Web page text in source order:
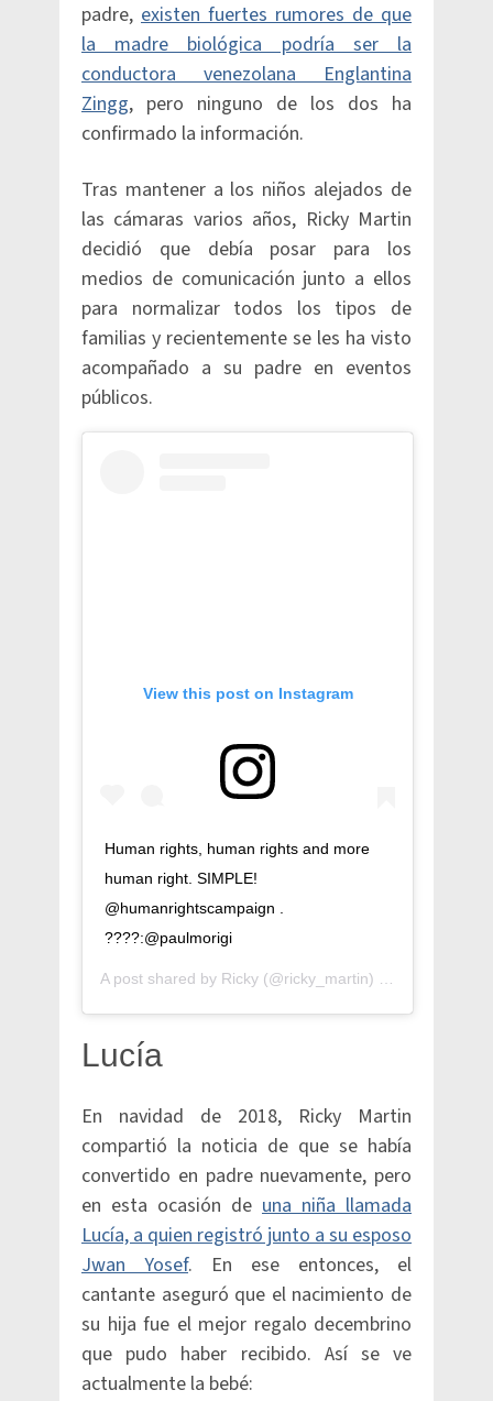
padre, existen fuertes rumores de que
la madre biológica podría ser la
conductora venezolana Englantina
Zingg, pero ninguno de los dos ha
confirmado la información.
Tras mantener a los niños alejados de
las cámaras varios años, Ricky Martin
decidió que debía posar para los
medios de comunicación junto a ellos
para normalizar todos los tipos de
familias y recientemente se les ha visto
acompañado a su padre en eventos
públicos.
View this post on Instagram
Human rights, human rights and more
human right. SIMPLE!
@humanrightscampaign .
????:@paulmorigi
A post shared by Ricky (@ricky_martin) on
Lucía
En navidad de 2018, Ricky Martin
compartió la noticia de que se había
convertido en padre nuevamente, pero
en esta ocasión de una niña llamada
Lucía, a quien registró junto a su esposo
Jwan Yosef. En ese entonces, el
cantante aseguró que el nacimiento de
su hija fue el mejor regalo decembrino
que pudo haber recibido. Así se ve
actualmente la bebé: